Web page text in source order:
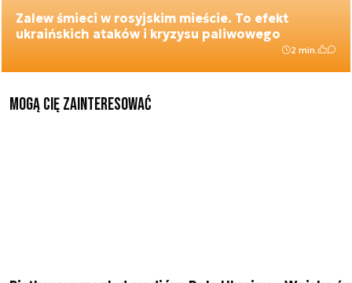
Zalew śmieci w rosyjskim mieście. To efekt
ukraińskich ataków i kryzysu paliwowego
2 min.
Mogą Cię zainteresować